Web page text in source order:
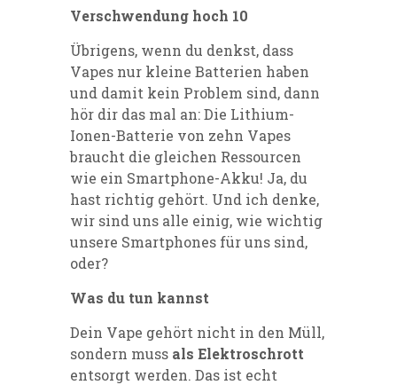
Verschwendung hoch 10
Übrigens, wenn du denkst, dass
Vapes nur kleine Batterien haben
und damit kein Problem sind, dann
hör dir das mal an: Die Lithium-
Ionen-Batterie von zehn Vapes
braucht die gleichen Ressourcen
wie ein Smartphone-Akku! Ja, du
hast richtig gehört. Und ich denke,
wir sind uns alle einig, wie wichtig
unsere Smartphones für uns sind,
oder?
Was du tun kannst
Dein Vape gehört nicht in den Müll,
sondern muss als Elektroschrott
entsorgt werden. Das ist echt